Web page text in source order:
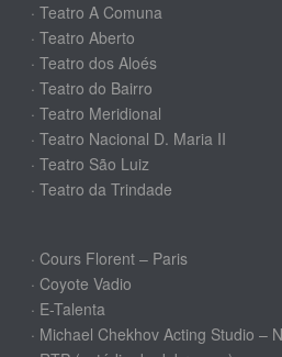
· Teatro A Comuna
· Teatro Aberto
· Teatro dos Aloés
· Teatro do Bairro
· Teatro Meridional
· Teatro Nacional D. Maria II
· Teatro São Luiz
· Teatro da Trindade
· Cours Florent – Paris
· Coyote Vadio
· E-Talenta
· Michael Chekhov Acting Studio –